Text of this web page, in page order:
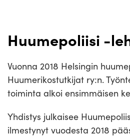
Huumepoliisi -
Vuonna 2018 Helsingin
Huumerikostutkijat ry:n.
toiminta alkoi ensimmäisen
Yhdistys julkaisee
ilmestynyt vuodesta 2018